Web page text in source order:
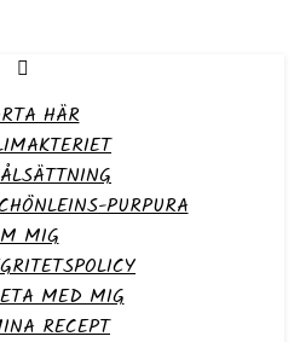
HÄR
PURPURA
MIG
MED MIG
RECEPT